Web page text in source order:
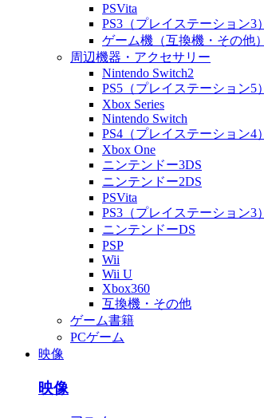
PSVita
PS3（プレイステーション3）
ゲーム機（互換機・その他）
周辺機器・アクセサリー
Nintendo Switch2
PS5（プレイステーション5）
Xbox Series
Nintendo Switch
PS4（プレイステーション4）
Xbox One
ニンテンドー3DS
ニンテンドー2DS
PSVita
PS3（プレイステーション3）
ニンテンドーDS
PSP
Wii
Wii U
Xbox360
互換機・その他
ゲーム書籍
PCゲーム
映像
映像